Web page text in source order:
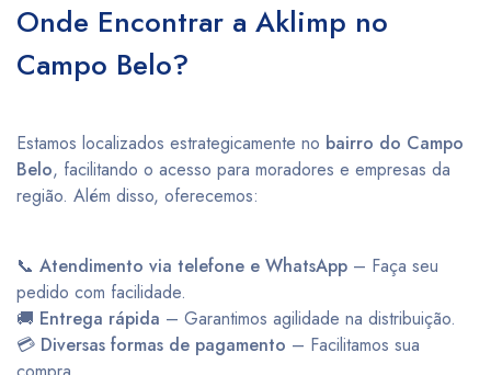
Onde Encontrar a Aklimp no
Campo Belo?
Estamos localizados estrategicamente no bairro do Campo
Belo, facilitando o acesso para moradores e empresas da
região. Além disso, oferecemos:
📞 Atendimento via telefone e WhatsApp – Faça seu
pedido com facilidade.
🚚 Entrega rápida – Garantimos agilidade na distribuição.
💳 Diversas formas de pagamento – Facilitamos sua